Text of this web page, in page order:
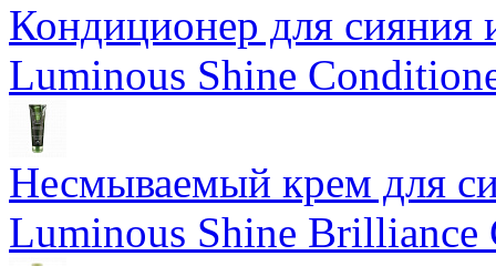
Кондиционер для сияния
Luminous Shine
Несмываемый крем для
Luminous Shine Brilliance